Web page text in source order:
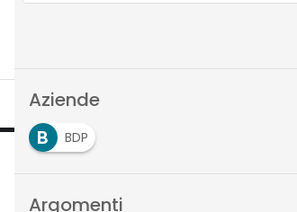
Aziende
B
BDP
Argomenti